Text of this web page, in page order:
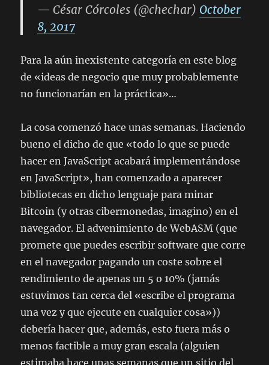
— César Córcoles (@chechar) October
8, 2017
Para la aún inexistente categoría en este blog
de «ideas de negocio que muy probablemente
no funcionarían en la práctica»…
La cosa comenzó hace unas semanas. Haciendo
bueno el dicho de que «todo lo que se puede
hacer en JavaScript acabará implementándose
en JavaScript», han comenzado a aparecer
bibliotecas en dicho lenguaje para minar
Bitcoin (y otras cibermonedas, imagino) en el
navegador. El advenimiento de WebASM (que
promete que puedes escribir software que corre
en el navegador pagando un coste sobre el
rendimiento de apenas un 5 o 10% (jamás
estuvimos tan cerca del «escribe el programa
una vez y que ejecute en cualquier cosa»))
debería hacer que, además, esto fuera más o
menos factible a muy gran escala (alguien
estimaba hace unas semanas que un sitio del